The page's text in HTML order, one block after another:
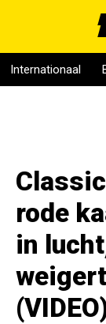
Internationaal
rode
in